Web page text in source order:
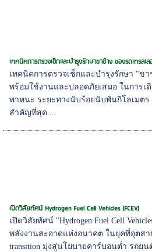
เทคนิคการตรวจเช็กและบำรุงรักษาขาช้าง ของรถเทรลเล
เทคนิคการตรวจเช็กและบำรุงรักษา "ขา
พร้อมใช้งานและปลอดภัยเสมอ ในการ
พาหนะ ระยะทางนับร้อยนับพันกิโลเมต
สำคัญที่สุด ...
เปิดวิสัยทัศน์ Hydrogen Fuel Cell Vehicles (FCEV)
เปิดวิสัยทัศน์ "Hydrogen Fuel Cell
พลังงานสะอาดแห่งอนาคต ในยุคที่อุตส
transition มุ่งสู่นโยบายคาร์บอนต่ำ รถย